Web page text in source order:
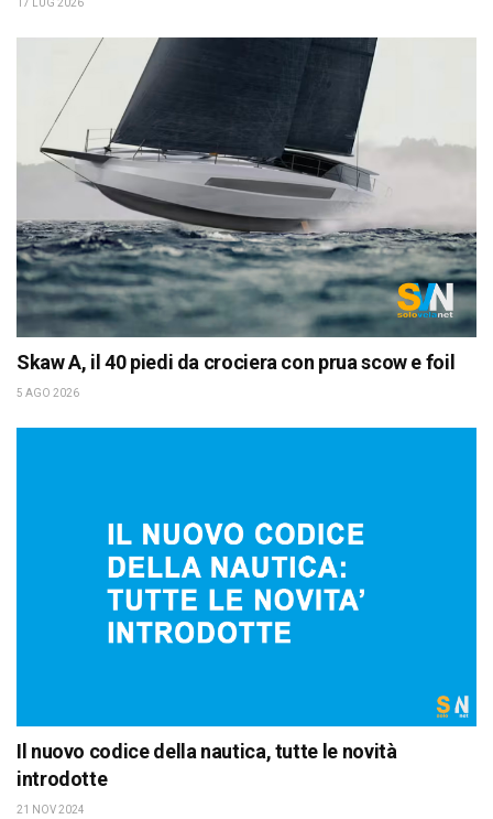
17 LUG 2026
Skaw A, il 40 piedi da crociera con prua scow e foil
5 AGO 2026
Il nuovo codice della nautica, tutte le novità
introdotte
21 NOV 2024